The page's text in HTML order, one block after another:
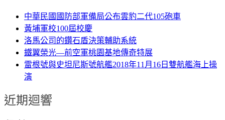
中華民國國防部軍備局公布雲豹二代105砲車
黃埔軍校100屆校慶
洛馬公司的鑽石盾決策輔助系統
鐵翼榮光—前空軍桃園基地傳奇特展
雷根號與史坦尼斯號航艦2018年11月16日雙航艦海上操
演
近期迴響